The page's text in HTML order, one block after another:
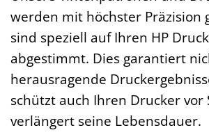
werden mit höchster Präzision
sind speziell auf Ihren HP
abgestimmt. Dies garantiert
herausragende
schützt auch Ihren Drucker vor
verlängert seine Lebensdauer.